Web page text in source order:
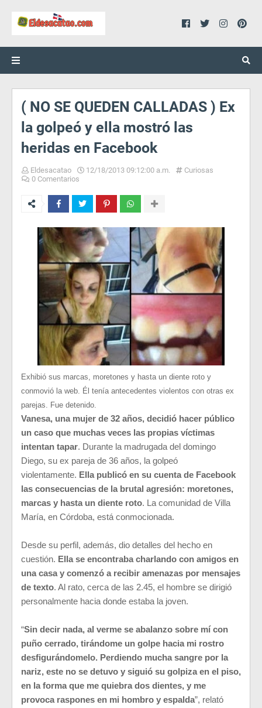
( NO SE QUEDEN CALLADAS ) Ex
la golpeó y ella mostró las
heridas en Facebook
Eldesacatao 12/18/2013 09:12:00 a.m.
Curiosas
0 Comentarios
Exhibió sus marcas, moretones y hasta un diente roto y
conmovió la web. Él tenía antecedentes violentos con otras ex
parejas. Fue detenido.
Vanesa, una mujer de 32 años, decidió hacer público
un caso que muchas veces las propias víctimas
intentan tapar. Durante la madrugada del domingo
Diego, su ex pareja de 36 años, la golpeó
violentamente. Ella publicó en su cuenta de Facebook
las consecuencias de la brutal agresión: moretones,
marcas y hasta un diente roto. La comunidad de Villa
María, en Córdoba, está conmocionada.
Desde su perfil, además, dio detalles del hecho en
cuestión. Ella se encontraba charlando con amigos en
una casa y comenzó a recibir amenazas por mensajes
de texto. Al rato, cerca de las 2.45, el hombre se dirigió
personalmente hacia donde estaba la joven.
“Sin decir nada, al verme se abalanzo sobre mí con
puño cerrado, tirándome un golpe hacia mi rostro
desfigurándomelo. Perdiendo mucha sangre por la
nariz, este no se detuvo y siguió su golpiza en el piso,
en la forma que me quiebra dos dientes, y me
provoca raspones en mi hombro y espalda”, relató